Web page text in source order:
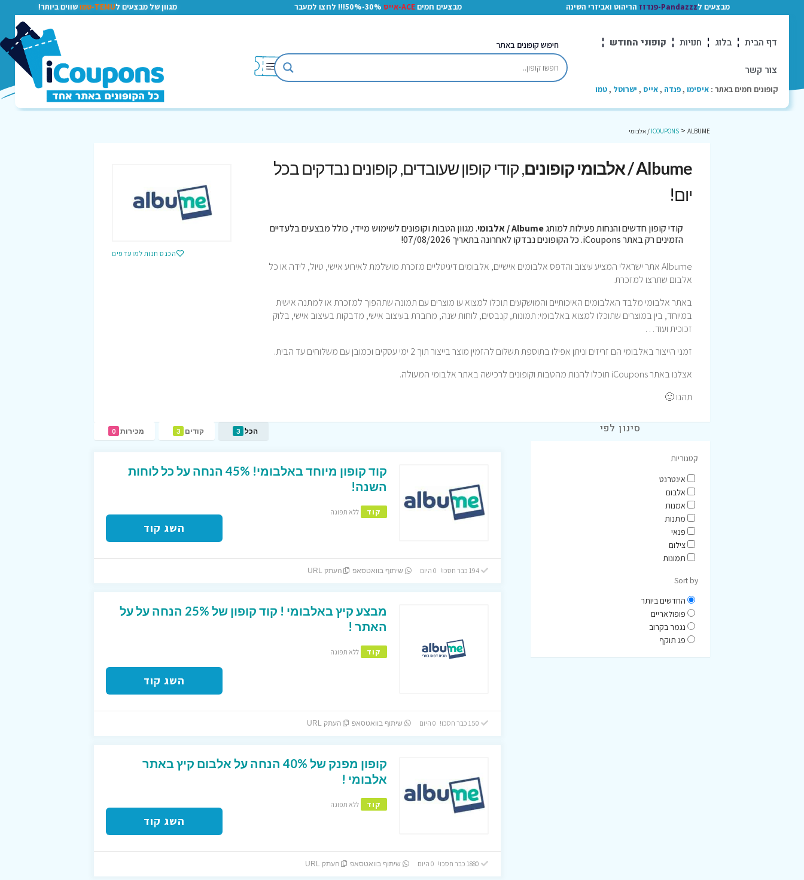
מבצעים לPandazzz-פנדזז הריהוט ואביזרי השינה מבצעים חמים ACE-אייס 30%-50%!!! לחצו למעבר מגוון של מבצעים לTEMU-טמו שווים ביותר!
דף הבית בלוג חנויות קופוני החודש
צור קשר
קופונים חמים באתר : איסימו ,פנדה ,אייס , ישרוטל ,טמו
חיפוש קופונים באתר
ICOUPONS > ALBUME / אלבומי
הכנס חנות למועדפים
Albume / אלבומי קופונים
, קודי קופון שעובדים, קופונים נבדקים בכל
יום!
קודי קופון חדשים והנחות פעילות למותגAlbume / אלבומי
. מגוון הטבות וקופונים לשימוש מיידי, כולל מבצעים בלעדיים
הזמינים רק באתר iCoupons. כל הקופונים נבדקו לאחרונה בתאריך 07/08/2026!
Albume אתר ישראלי המציע עיצוב והדפס אלבומים אישיים, אלבומים דיגיטליים מזכרת מושלמת לאירוע אישי, טיול, לידה או כל
אלבום שתרצו למזכרת.
באתר אלבומי מלבד האלבומים האיכותיים והמושקעים תוכלו למצוא עו מוצרים עם תמונה שתהפוך למזכרת או למתנה אישית
במיוחד, בין במוצרים שתוכלו למצוא באלבומי: תמונות, קנבסים, לוחות שנה, מחברת בעיצוב אישי, מדבקות בעיצוב אישי, בלוק
זכוכית ועוד…
זמני הייצור באלבומי הם זריזים וניתן אפילו בתוספת תשלום להזמין מוצר בייצור תוך 2 ימי עסקים וכמובן עם משלוחים עד הבית.
אצלנו באתר iCoupons תוכלו להנות מהטבות וקופונים לרכישה באתר אלבומי המעולה.
תהנו 🙂
הכל 3 קודים 3 מכירות 0
קוד קופון מיוחד באלבומי! 45% הנחה על כל לוחות
השנה!
קוד ללא תפוגה
השג קוד
194 כבר חסכו! 0 היום שיתוף בוואטסאפ העתק URL
מבצע קיץ באלבומי ! קוד קופון של 25% הנחה על על
האתר !
קוד ללא תפוגה
השג קוד
שיתוף בוואטסאפ העתק URL
קופון מפנק של 40% הנחה על אלבום קיץ באתר
אלבומי !
קוד ללא תפוגה
השג קוד
שיתוף בוואטסאפ העתק URL
סינון לפי
קטגוריות
אינטרנט
אלבום
אמנות
מתנות
פנאי
צילום
תמונות
Sort by
החדשים ביותר
פופולאריים
נגמר בקרוב
פג תוקף